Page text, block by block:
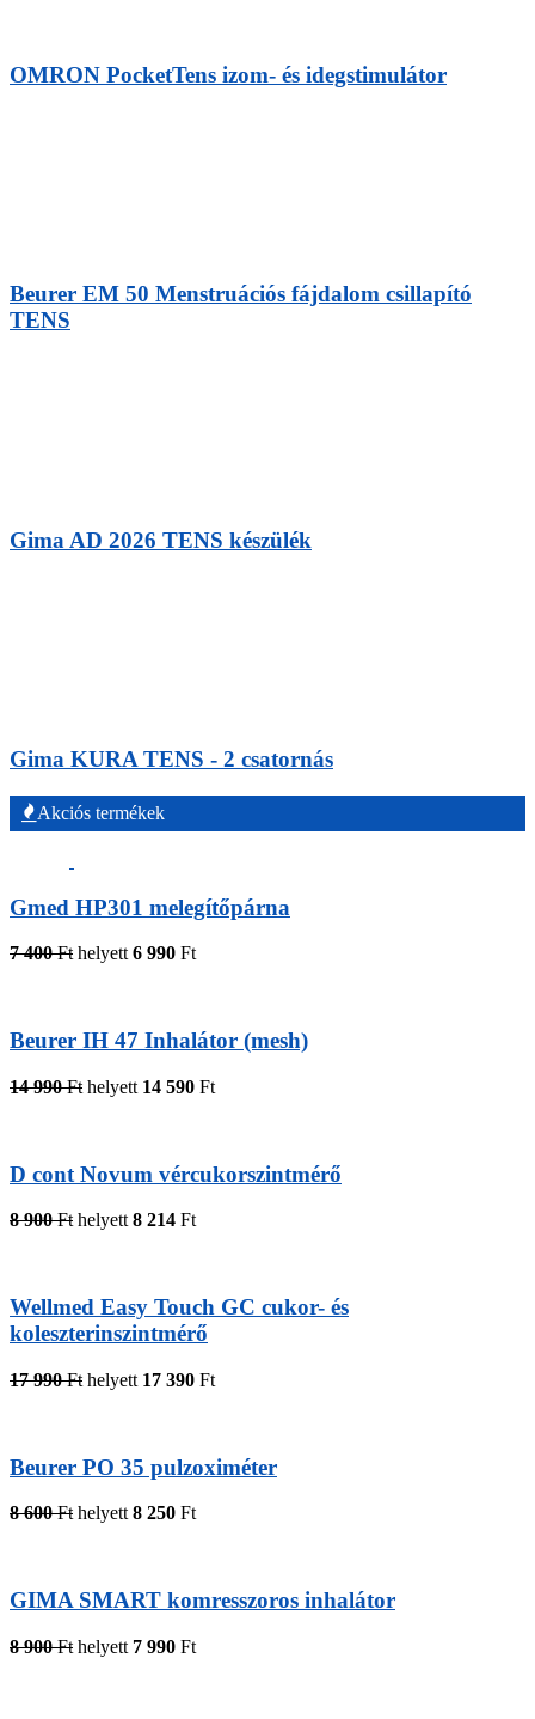
OMRON PocketTens izom- és idegstimulátor
Beurer EM 50 Menstruációs fájdalom csillapító
TENS
Gima AD 2026 TENS készülék
Gima KURA TENS - 2 csatornás
Akciós termékek
Gmed HP301 melegítőpárna
7 400 Fthelyett6 990 Ft
Beurer IH 47 Inhalátor (mesh)
14 990 Ft helyett 14 590 Ft
D cont Novum vércukorszintmérő
8 900 Ft helyett 8 214 Ft
Wellmed Easy Touch GC cukor- és
koleszterinszintmérő
17 990 Ft helyett 17 390 Ft
Beurer PO 35 pulzoximéter
8 600 Ft helyett 8 250 Ft
GIMA SMART komresszoros inhalátor
8 900 Ft helyett 7 990 Ft